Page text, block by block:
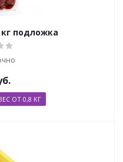
подложка
ОТ 0,8 КГ